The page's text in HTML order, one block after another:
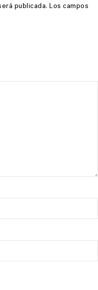
publicada. Los campos